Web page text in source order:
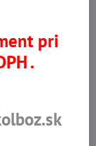
vesty. Do
práca – najmä
pri
.